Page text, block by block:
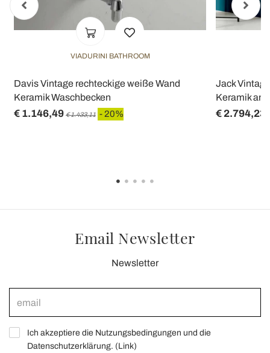
VIADURINI BATHROOM
Davis Vintage rechteckige weiße Wand
Keramik Waschbecken
€ 1.146,49 € 1.433,11 - 20%
Jack
Keramik an
€ 2.794,23
Email Newsletter
Newsletter
Ich akzeptiere die Nutzungsbedingungen und die
Datenschutzerklärung. (Link)